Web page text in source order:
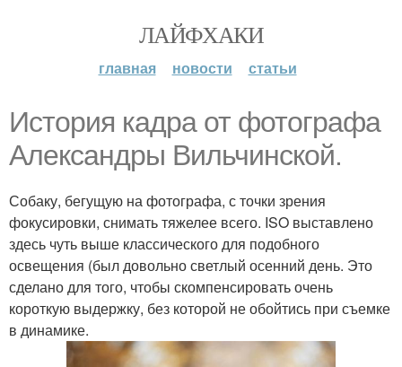
ЛАЙФХАКИ
главная новости статьи
История кадра от фотографа
Александры Вильчинской.
Собаку, бегущую на фотографа, с точки зрения
фокусировки, снимать тяжелее всего. ISO выставлено
здесь чуть выше классического для подобного
освещения (был довольно светлый осенний день. Это
сделано для того, чтобы скомпенсировать очень
короткую выдержку, без которой не обойтись при съемке
в динамике.